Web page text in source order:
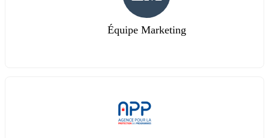
Équipe Marketing